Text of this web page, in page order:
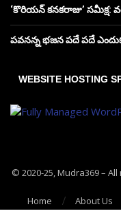
‘కొరియన్ కనకరాజు’ సమీక్ష:
పవనన్న భజన పదే పదే
WEBSITE HOSTING
© 2020-25, Mudra369 –
Home About Us